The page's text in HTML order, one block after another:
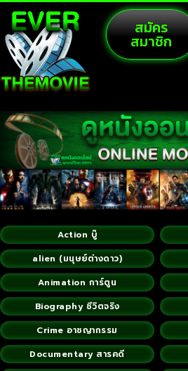
สมัคร
สมาชิก
Action บู๊
alien (มนุษย์ต่างดาว)
Animation การ์ตูน
Biography ชีวิตจริง
Crime อาชญากรรม
Documentary สารคดี